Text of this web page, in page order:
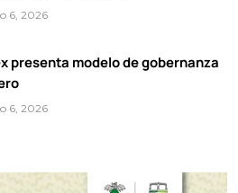
6, 2026
presenta modelo de gobernanza
6, 2026